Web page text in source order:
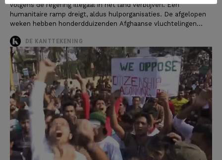
volgens de regering illegaal in het land verblijven. Een
humanitaire ramp dreigt, aldus hulporganisaties. De afgelopen
weken hebben honderdduizenden Afghaanse vluchtelingen...
DE KANTTEKENING